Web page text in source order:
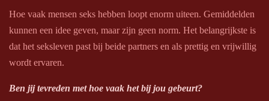
Hoe vaak mensen seks hebben loopt enorm uiteen. Gemiddelden
kunnen een idee geven, maar zijn geen norm. Het belangrijkste is
dat het seksleven past bij beide partners en als prettig en vrijwillig
wordt ervaren.
Ben jij tevreden met hoe vaak het bij jou gebeurt?